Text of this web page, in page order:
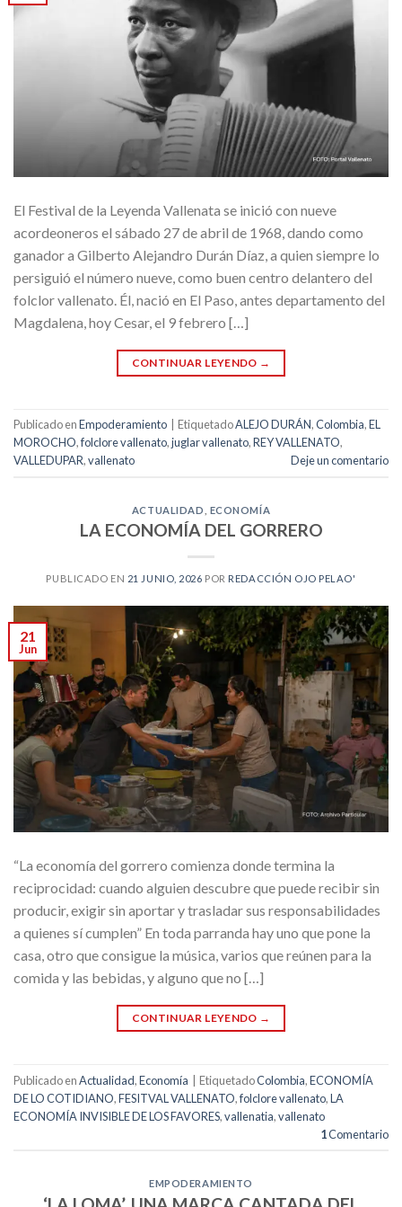
El Festival de la Leyenda Vallenata se inició con nueve
acordeoneros el sábado 27 de abril de 1968, dando como
ganador a Gilberto Alejandro Durán Díaz, a quien siempre lo
persiguió el número nueve, como buen centro delantero del
folclor vallenato. Él, nació en El Paso, antes departamento del
Magdalena, hoy Cesar, el 9 febrero […]
CONTINUAR LEYENDO →
Publicado enEmpoderamiento EtiquetadoALEJO DURÁN,Colombia,EL
MOROCHO,folclore vallenato,juglar vallenato,REY VALLENATO,
VALLEDUPAR,vallenato Deje un comentario
ACTUALIDAD ECONOMÍA
LA ECONOMÍA DEL GORRERO
PUBLICADO EN 21 JUNIO, 2026 POR REDACCIÓN OJO PELAO'
21
Jun
“La economía del gorrero comienza donde termina la
reciprocidad: cuando alguien descubre que puede recibir sin
producir, exigir sin aportar y trasladar sus responsabilidades
a quienes sí cumplen” En toda parranda hay uno que pone la
casa, otro que consigue la música, varios que reúnen para la
comida y las bebidas, y alguno que no […]
CONTINUAR LEYENDO →
Publicado enActualidad,Economía EtiquetadoColombia,ECONOMÍA
DE LO COTIDIANO,FESITVAL VALLENATO,folclore vallenato,LA
ECONOMÍA INVISIBLE DE LOS FAVORES,vallenatia,vallenato
1Comentario
EMPODERAMIENTO